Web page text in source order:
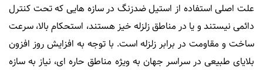
علت اصلی استفاده از استیل ضدزنگ در سازه هایی که تحت کنترل
دائمی نیستند و یا در مناطق زلزله خیز هستند، استحکام بالا، سرعت
ساخت و مقاومت در برابر زلزله است. با توجه به افزایش روز افزون
بلایای طبیعی در سراسر جهان به ویژه مناطق حاره ای، نیاز به سازه